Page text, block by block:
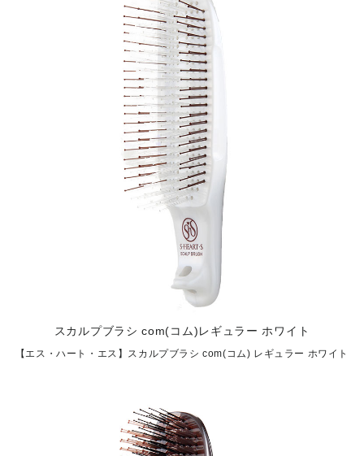
スカルプブラシ com(コム)レギュラー ホワイト
【エス・ハート・エス】スカルプブラシ com(コム) レギュラー ホワイト